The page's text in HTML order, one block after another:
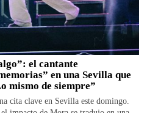
el cantante
en una Sevilla que
mismo de siempre”
cita clave en Sevilla este domingo.